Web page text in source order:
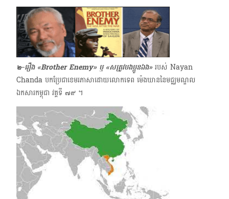
๒–រឿង «Brother Enemy» ឬ «សត្រូវបងប្អូនឯង»របស់ Nayan
Chanda​ បកប្រែជាខេមរភាសាដោយ​លោក​ទេព ម៉េងឃាន​នៃមជ្ឈមណ្ឌល
ឯកសារកម្ពុជា វគ្គទី ๗๙ ​។